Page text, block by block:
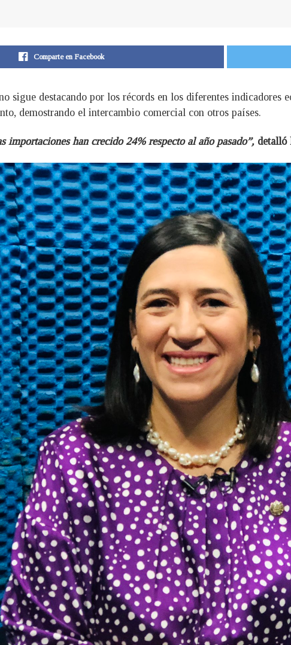
Comparte en Facebook
sigue destacando por los récords en los diferentes indicadores
demostrando el intercambio comercial con otros países.
importaciones han crecido 24% respecto al año pasado”, detalló